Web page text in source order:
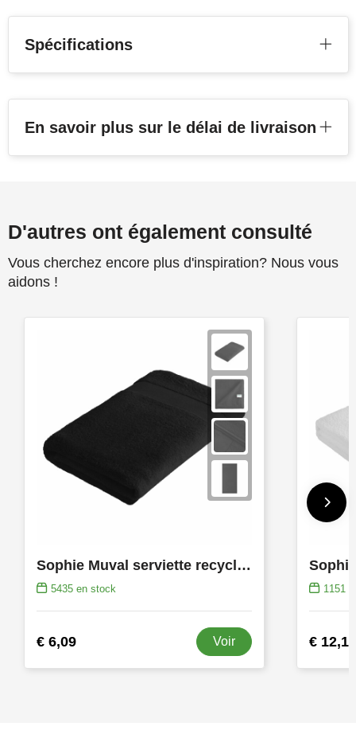
Spécifications
En savoir plus sur le délai de livraison
D'autres ont également consulté
Vous cherchez encore plus d'inspiration? Nous vous
aidons !
Sophie Muval serviette recyclée 140x70 cm, 450 gr/m²
5435en stock
€ 6,09 Voir
1151
€ 12,18